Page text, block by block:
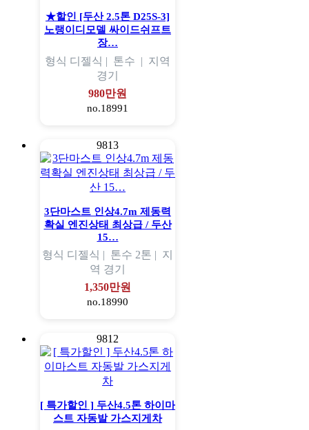
★할인 [두산 2.5톤 D25S-3]
노랭이디모델 싸이드쉬프트
장…
형식 디젤식 | 톤수 | 지역
경기
980만원
no.18991
9813
3단마스트 인상4.7m 제동력
확실 엔진상태 최상급 / 두산
15…
형식 디젤식 | 톤수 2톤 | 지
역 경기
1,350만원
no.18990
9812
[ 특가할인 ] 두산4.5톤 하이마
스트 자동발 가스지게차